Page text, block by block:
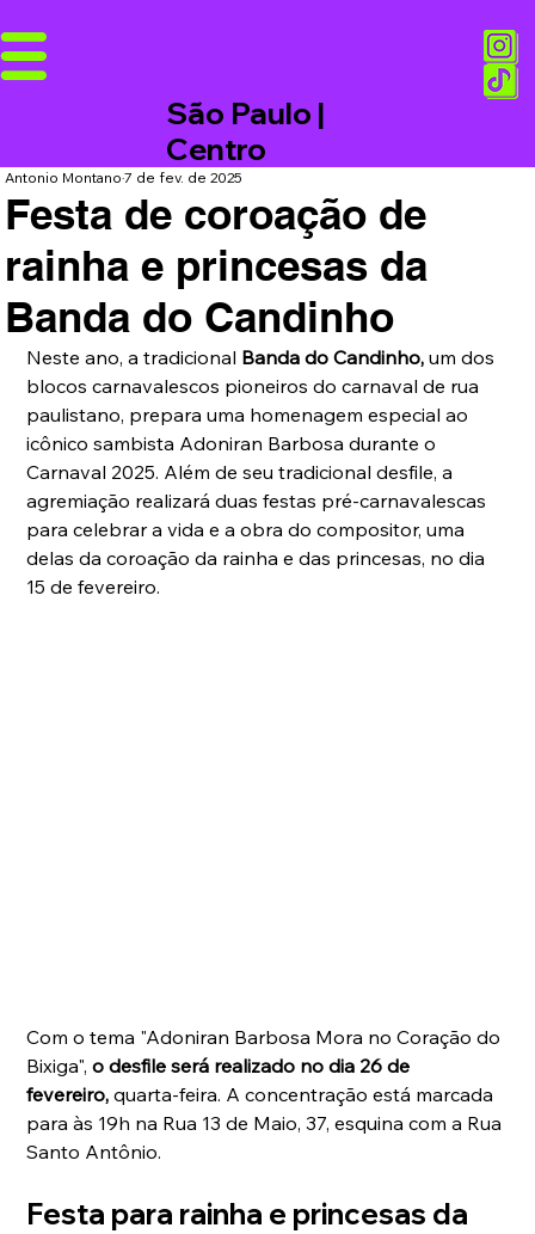
São Paulo |
Centro
Festa de coroação de
rainha e princesas da
Banda do Candinho
Antonio Montano7 de fev. de 2025
Neste ano, a tradicional Banda do Candinho, um dos
blocos carnavalescos pioneiros do carnaval de rua
paulistano, prepara uma homenagem especial ao
icônico sambista Adoniran Barbosa durante o
Carnaval 2025. Além de seu tradicional desfile, a
agremiação realizará duas festas pré-carnavalescas
para celebrar a vida e a obra do compositor, uma
delas da coroação da rainha e das princesas, no dia
15 de fevereiro.
Com o tema "Adoniran Barbosa Mora no Coração do
Bixiga", o desfile será realizado no dia 26 de
fevereiro, quarta-feira. A concentração está marcada
para às 19h na Rua 13 de Maio, 37, esquina com a Rua
Santo Antônio.
Festa para rainha e princesas da